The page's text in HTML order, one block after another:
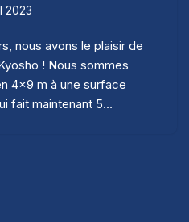
2023
nous avons le plaisir de
! Nous sommes
4×9 m à une surface
fait maintenant 5…